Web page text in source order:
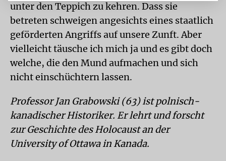
unter den Teppich zu kehren. Dass sie
betreten schweigen angesichts eines staatlich
geförderten Angriffs auf unsere Zunft. Aber
vielleicht täusche ich mich ja und es gibt doch
welche, die den Mund aufmachen und sich
nicht einschüchtern lassen.
Professor Jan Grabowski (63) ist polnisch-
kanadischer Historiker. Er lehrt und forscht
zur Geschichte des Holocaust an der
University of Ottawa in Kanada.